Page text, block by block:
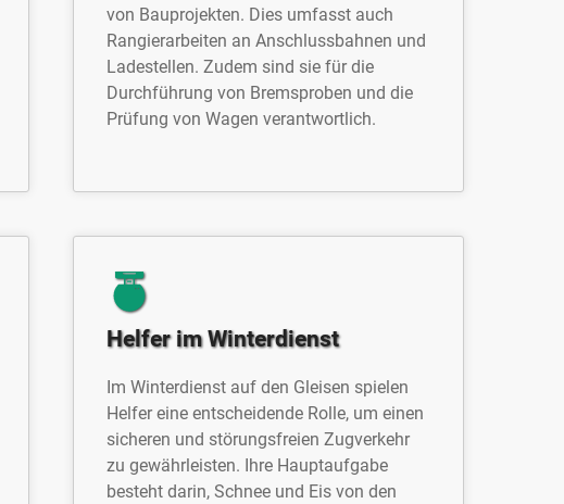
von Bauprojekten. Dies umfasst auch
Rangierarbeiten an Anschlussbahnen und
Ladestellen. Zudem sind sie für die
Durchführung von Bremsproben und die
Prüfung von Wagen verantwortlich.
Helfer im Winterdienst
Im Winterdienst auf den Gleisen spielen
Helfer eine entscheidende Rolle, um einen
sicheren und störungsfreien Zugverkehr
zu gewährleisten. Ihre Hauptaufgabe
besteht darin, Schnee und Eis von den